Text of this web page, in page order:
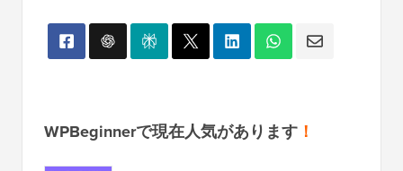
WPBeginnerで現在人気があります ！